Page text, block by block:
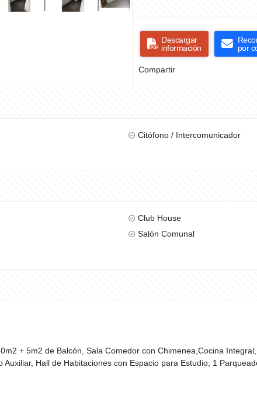
Descargar
información
por
Compartir
Citófono / Intercomunicador
Club House
Salón Comunal
+ 5m2 de Balcón, Sala Comedor con Chimenea,Cocina
Hall de Habitaciones con Espacio para Estudio, 1